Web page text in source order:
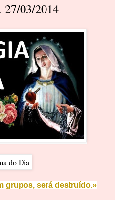
03/2014
grupos, será destruído.»